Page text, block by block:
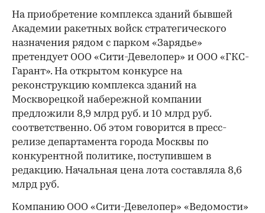
На приобретение комплекса зданий бывшей
Академии ракетных войск стратегического
назначения рядом с парком «Зарядье»
претендует ООО «Сити-Девелопер» и ООО «ГКС-
Гарант». На открытом конкурсе на
реконструкцию комплекса зданий на
Москворецкой набережной компании
предложили 8,9 млрд руб. и 10 млрд руб.
соответственно. Об этом говорится в пресс-
релизе департамента города Москвы по
конкурентной политике, поступившем в
редакцию. Начальная цена лота составляла 8,6
млрд руб.
Компанию ООО «Сити-Девелопер» «Ведомости»